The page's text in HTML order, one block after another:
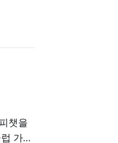
챗을
가입